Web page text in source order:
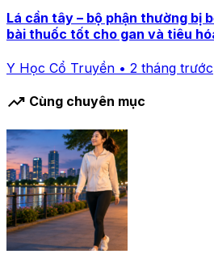
Lá cần tây – bộ phận thường bị
bài thuốc tốt cho gan và tiêu
Y Học Cổ Truyền • 2 tháng trước
trending_up Cùng chuyên mục